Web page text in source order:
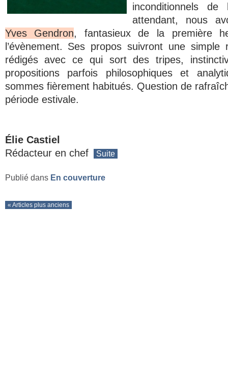
inconditionnels de
attendant, nous
Yves Gendron, fantasieuxde la première
l’évènement. Ses propos suivront une
rédigés avec ce qui sort des tripes,
propositions parfois philosophiques et
sommes fièrement habitués. Question de
période estivale.
Élie Castiel
Rédacteur en chef
Suite
Publié dans En couverture
« Articles plus anciens